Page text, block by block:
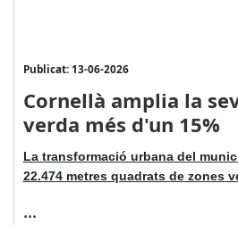
Publicat: 13-06-2026
Cornellà amplia la
verda més d'un 15%
La transformació urbana del
22.474 metres quadrats de zones
...